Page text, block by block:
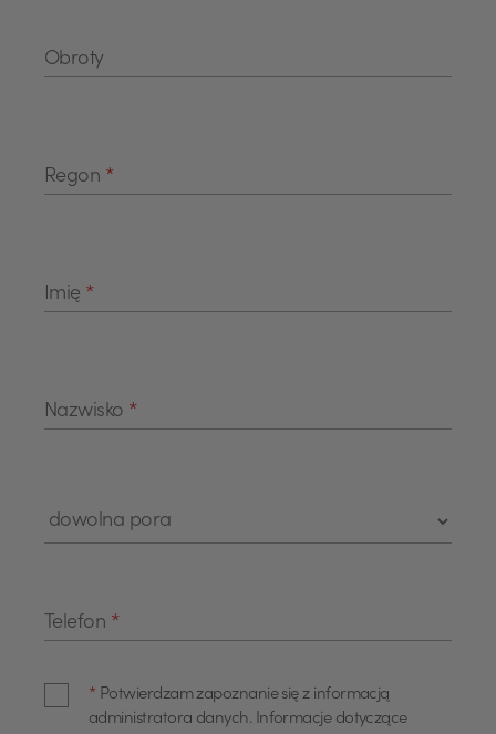
Obroty
Regon *
Imię *
Nazwisko *
Telefon *
* Potwierdzam zapoznanie się z informacją
administratora danych. Informacje dotyczące